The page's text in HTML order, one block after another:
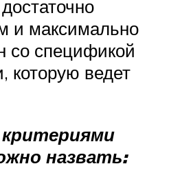
и максимально
со спецификой
которую ведет
назвать: